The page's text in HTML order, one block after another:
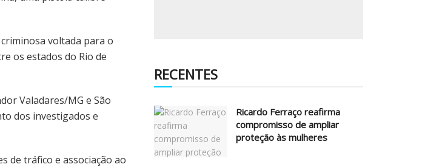
voltada para o
os estados do Rio de
Valadares/MG e São
dos investigados e
de tráfico e associação ao
RECENTES
Ricardo Ferraço reafirma
compromisso de ampliar
proteção às mulheres